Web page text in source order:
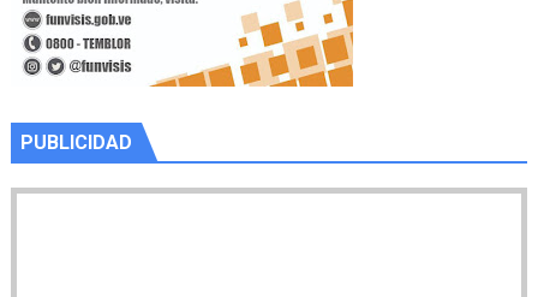
PUBLICIDAD